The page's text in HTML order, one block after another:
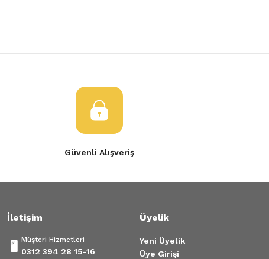
Güvenli Alışveriş
İletişim
Müşteri Hizmetleri
0312 394 28 15-16
Üyelik
Yeni Üyelik
Üye Girişi